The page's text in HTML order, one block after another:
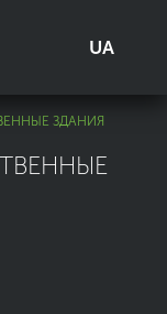
UA
ЗДАНИЯ